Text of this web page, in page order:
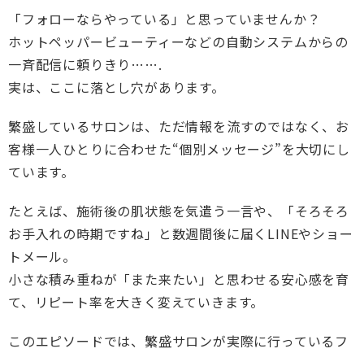
「フォローならやっている」と思っていませんか？
ホットペッパービューティーなどの自動システムからの
一斉配信に頼りきり…….
実は、ここに落とし穴があります。
繁盛しているサロンは、ただ情報を流すのではなく、お
客様一人ひとりに合わせた“個別メッセージ”を大切にし
ています。
たとえば、施術後の肌状態を気遣う一言や、「そろそろ
お手入れの時期ですね」と数週間後に届くLINEやショー
トメール。
小さな積み重ねが「また来たい」と思わせる安心感を育
て、リピート率を大きく変えていきます。
このエピソードでは、繁盛サロンが実際に行っているフ